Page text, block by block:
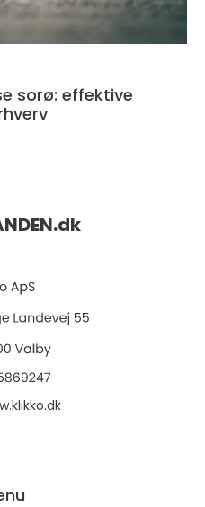
sorø: effektive
dk